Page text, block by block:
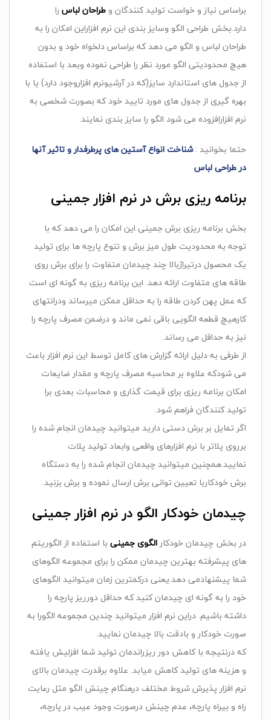
براساس نیاز و خواست تولید کنندگان و طراحان لباس را
دارد.بخش طراحی الگو وسایز بندی این نرم افزاراین امکان را به
طراحان لباس و الگو می دهد که براساس دلخواه خود و بدون
هیچ محدودیتی الگو مورد نظر را طراحی نموده وبعد با استفاده
از جدول های استاندارد سایز(که در آرشیونرم افزاروجود دارد) یا با
بهره گیری از جدول های مورد تایید خود که بصورت شخصی به
نرم افزارافزوده می شود الگو را سایز بندی نمایند.
حتما بخوانید :شناخت انواع آستین های پرطرفدار و تاثیر آنها
در طراحی لباس
برنامه ریزی برش در نرم افزار جمینی
بخش برنامه ریزی برش جمینی این امکان را می دهد که با
توجه به محدودیت طول میز برش و تنوع پارچه ها برای تولید
یک محصول درتیراژبالا چند چیدمان متفاوت را برای برش روی
طاقه های متفاوت ارائه دهد. این برنامه ریزی به گونه ای است
که عمل پهن کردن طاقه را به حداقل ممکن میرساند ودرانتهای
کارهیچ قطعه الگویی باقی نمی ماند و درضمن مصرف پارچه را
نیز به حداقل می رساند.
از طرفی به دلیل ارائه گزارش های کامل توسط این نرم افزار باعث
می شودکه علاوه بر محاسبه مصرف پارچه و مقدار ضایعات
امکان برنامه ریزی برای قیمت گذاری و محاسبات بعدی برا
تولید کنندگان فراهم شود.
اگر تمایل بر برش دستی دارید میتوانید چیدمان انجام شده را
برروی پلاتر با نرم افزارهای واقعی وابعاد تولید پلات
نمایید.همچنین میتوانید چیدمان انجام شده را به دستگاه
برش خودکاربا تعیین توانی برش ارسال نموده و برش بزنید.
چیدمان خودکار الگو در نرم افزار جمینی
در بخش چیدمان خودکار الگوی جمینی با استفاده از الگوریتم
های پیشرفته بهترین چیدمان ممکن را برای مجموعه الگوهای
شما پیشنهادمی دهد.یعنی درکمترین زمان میتوانید الگوهای
خود را به گونه ای چیدمان کنید که حداقل دورریز پارچه را
داشته باشیم. دراین نرم افزار میتوانید چندین مجموعه الگورا به
صورت خودکار و بادقت بالا چیدمان نمایید.
که درنتیجه با کاهش دور ریزراندمان تولید شما افزلیش یافته
و هزینه های تولید کاهش میابد. علاوه برقدرت چیدمان بالای
نرم افزار پذیرش شروط مختلف درهنگام چینش الگو مثل رعایت
راه و بیراه پارچه، عدم چینش درصورت وجود عیب در پارچه،